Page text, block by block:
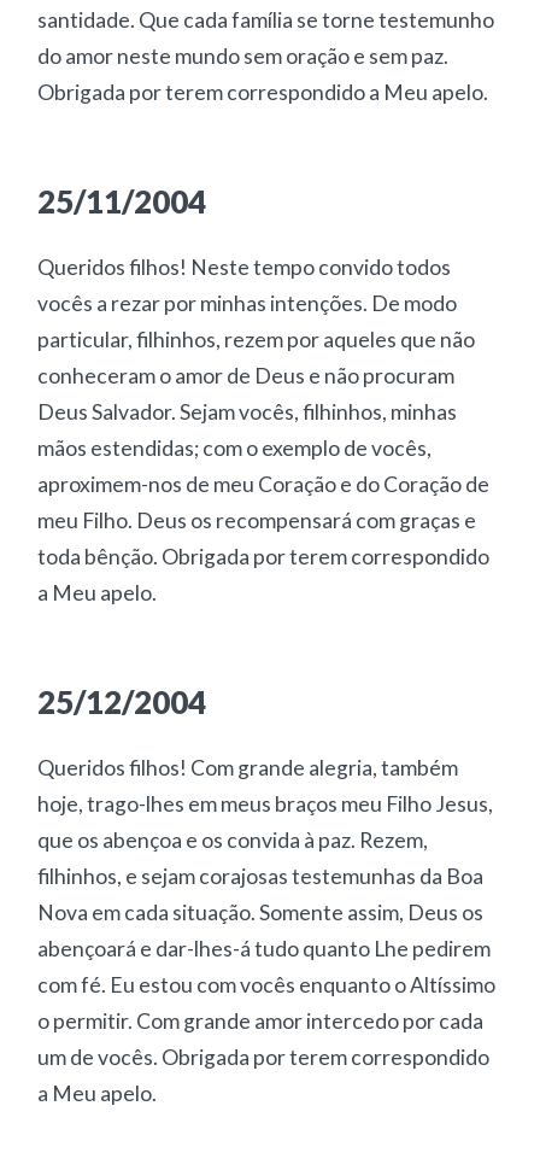
santidade. Que cada família se torne testemunho
do amor neste mundo sem oração e sem paz.
Obrigada por terem correspondido a Meu apelo.
25/11/2004
Queridos filhos! Neste tempo convido todos
vocês a rezar por minhas intenções. De modo
particular, filhinhos, rezem por aqueles que não
conheceram o amor de Deus e não procuram
Deus Salvador. Sejam vocês, filhinhos, minhas
mãos estendidas; com o exemplo de vocês,
aproximem-nos de meu Coração e do Coração de
meu Filho. Deus os recompensará com graças e
toda bênção. Obrigada por terem correspondido
a Meu apelo.
25/12/2004
Queridos filhos! Com grande alegria, também
hoje, trago-lhes em meus braços meu Filho Jesus,
que os abençoa e os convida à paz. Rezem,
filhinhos, e sejam corajosas testemunhas da Boa
Nova em cada situação. Somente assim, Deus os
abençoará e dar-lhes-á tudo quanto Lhe pedirem
com fé. Eu estou com vocês enquanto o Altíssimo
o permitir. Com grande amor intercedo por cada
um de vocês. Obrigada por terem correspondido
a Meu apelo.